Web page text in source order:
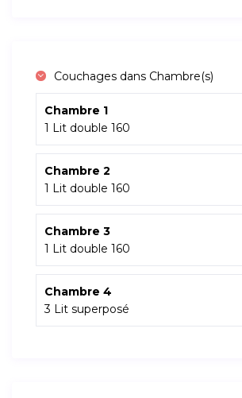
Couchages dans Chambre(s)
Chambre 1
1 Lit double 160
Chambre 2
1 Lit double 160
Chambre 3
1 Lit double 160
Chambre 4
3 Lit superposé